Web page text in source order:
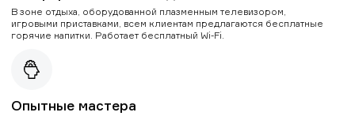
В зоне отдыха, оборудованной плазменным телевизором,
игровыми приставками, всем клиентам предлагаются бесплатные
горячие напитки. Работает бесплатный Wi-Fi.
Опытные мастера